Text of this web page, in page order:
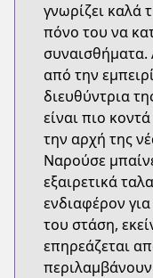
γνωρίζει καλά
πόνο του να
συναισθήματα.
από την
διευθύντρια
είναι πιο
την αρχή της
Ναρούσε
εξαιρετικά
ενδιαφέρον
του στάση,
επηρεάζεται